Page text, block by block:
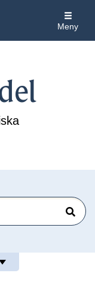
Meny
Sök